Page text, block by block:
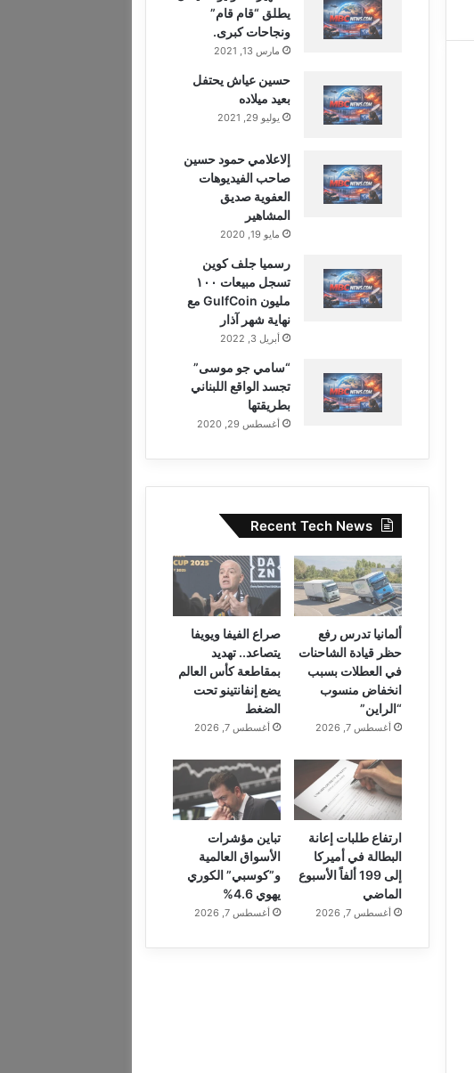
يطلق “قام قام”
ونجاحات كبرى.
مارس 13, 2021
حسين عياش يحتفل
بعيد ميلاده
يوليو 29, 2021
إلاعلامي حمود حسين
صاحب الفيديوهات
العفوية صديق
المشاهير
مايو 19, 2020
رسميا جلف كوين
تسجل مبيعات ١٠٠
مليون GulfCoin مع
نهاية شهر آذار
أبريل 3, 2022
“سامي جو موسى”
تجسد الواقع اللبناني
بطريقتها
أغسطس 29, 2020
Recent Tech News
ألمانيا تدرس رفع
حظر قيادة الشاحنات
في العطلات بسبب
انخفاض منسوب
“الراين”
أغسطس 7, 2026
صراع الفيفا ويويفا
يتصاعد.. تهديد
بمقاطعة كأس العالم
يضع إنفانتينو تحت
الضغط
أغسطس 7, 2026
ارتفاع طلبات إعانة
البطالة في أميركا
إلى 199 ألفاً الأسبوع
الماضي
أغسطس 7, 2026
تباين مؤشرات
الأسواق العالمية
و”كوسبي” الكوري
يهوي 4.6%
أغسطس 7, 2026